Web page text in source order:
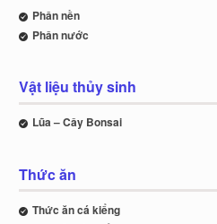
Phân nền
Phân nước
Vật liệu thủy sinh
Lũa – Cây Bonsai
Thức ăn
Thức ăn cá kiểng